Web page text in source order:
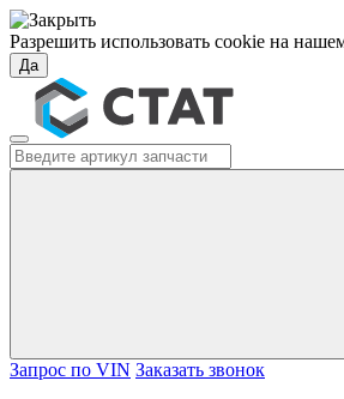
Разрешить использовать cookie на
Да
Запрос по VIN Заказать звонок